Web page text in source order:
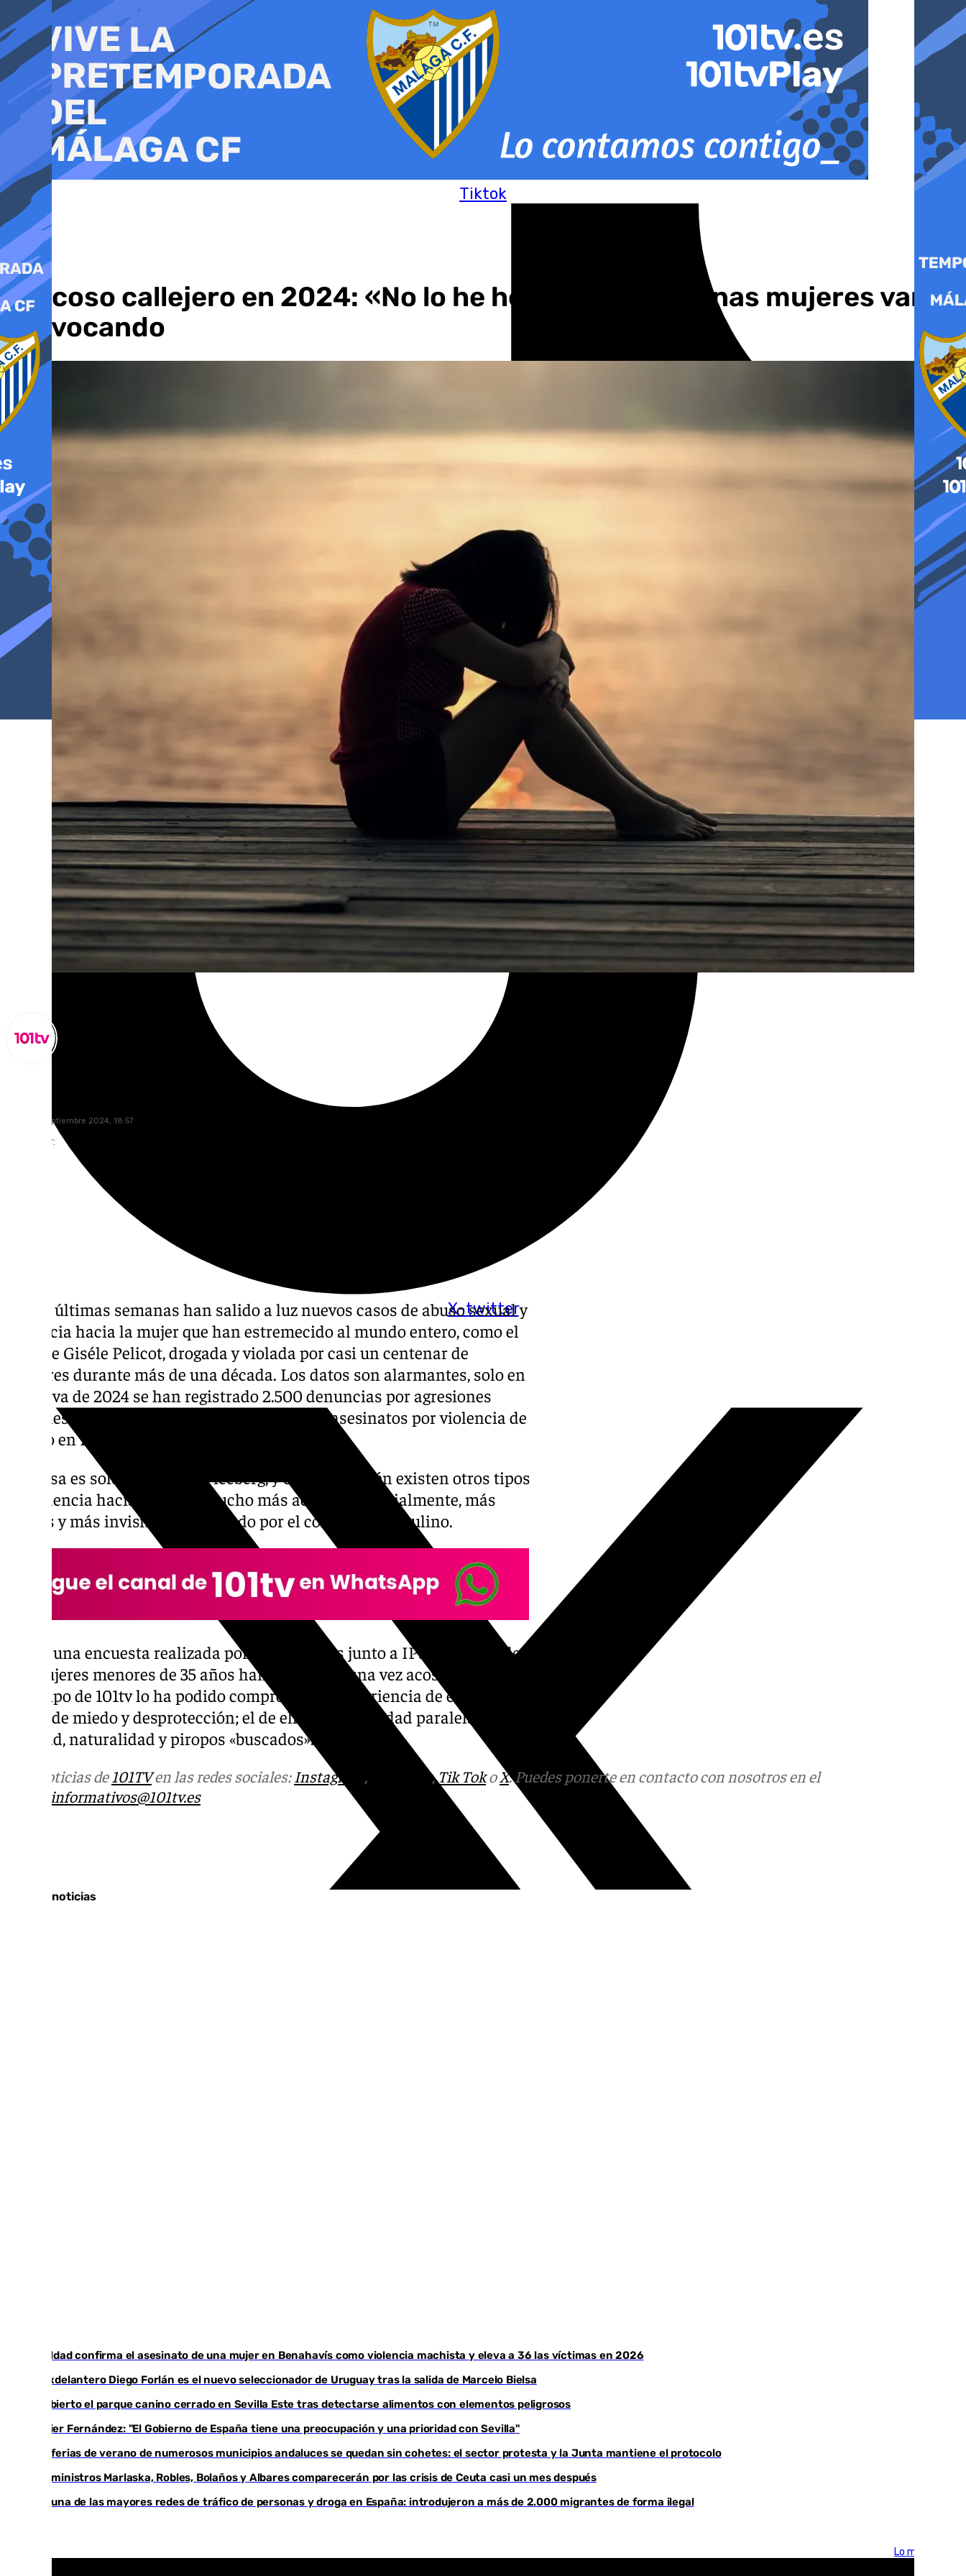
al
contenido
Tiktok
X-twitter
El acoso callejero en 2024: «No lo he hecho, pero algunas mujeres van
provocando
lunes, 23 septiembre 2024, 18:57
Compartir:
En las últimas semanas han salido a luz nuevos casos de abuso sexual y
violencia hacia la mujer que han estremecido al mundo entero, como el
caso de Giséle Pelicot, drogada y violada por casi un centenar de
hombres durante más de una década. Los datos son alarmantes, solo en
lo que va de 2024 se han registrado 2.500 denuncias por agresiones
sexuales con penetración hacia mujeres y 35 asesinatos por violencia de
género en España.
Pero esa es solo la punta del iceberg, y es que también existen otros tipos
de violencia hacia la mujer mucho más aceptadas socialmente, más
sutiles y más invisibles, sobre todo por el colectivo masculino.
Según una encuesta realizada por L’Oreal Paris junto a IPSOS, el 92% de
las mujeres menores de 35 años han sufrido alguna vez acoso callejero. Y
el equipo de 101tv lo ha podido comprobar. La experiencia de ellas, un
relato de miedo y desprotección; el de ellos, una realidad paralela de
libertad, naturalidad y piropos «buscados».
Más noticias de 101TVen las redes sociales: Instagram , Facebook,Tik TokoX. Puedes ponerte en contacto con nosotros en el
informativos@101tv.es
Últimas noticias
Igualdad confirma el asesinato de una mujer en Benahavís como violencia machista y eleva a 36 las víctimas en 2026
El exdelantero Diego Forlán es el nuevo seleccionador de Uruguay tras la salida de Marcelo Bielsa
Reabierto el parque canino cerrado en Sevilla Este tras detectarse alimentos con elementos peligrosos
Javier Fernández: "El Gobierno de España tiene una preocupación y una prioridad con Sevilla"
Las ferias de verano de numerosos municipios andaluces se quedan sin cohetes: el sector protesta y la Junta mantiene el protocolo
Los ministros Marlaska, Robles, Bolaños y Albares comparecerán por las crisis de Ceuta casi un mes después
Cae una de las mayores redes de tráfico de personas y droga en España: introdujeron a más de 2.000 migrantes de forma ilegal
Lo más visto >